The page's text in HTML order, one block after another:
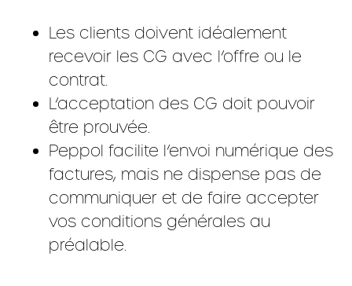
Les clients doivent idéalement
recevoir les CG avec l’offre ou le
contrat.
L’acceptation des CG doit pouvoir
être prouvée.
Peppol facilite l’envoi numérique des
factures, mais ne dispense pas de
communiquer et de faire accepter
vos conditions générales au
préalable.